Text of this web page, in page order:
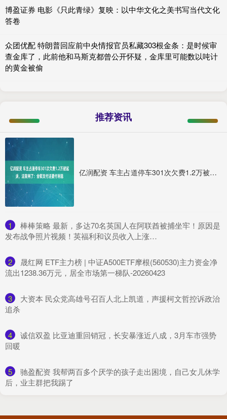
博盈证券 电影《只此青绿》复映：以中华文化之美书写当代文化
答卷
众团优配 特朗普回应前中央情报官员私藏303根金条：是时候审
查金库了，此前他和马斯克都曾公开怀疑，金库里可能数以吨计
的黄金被偷
推荐资讯
亿润配资 车主占道停车301次欠费1.2万被起诉，法院判了：全额支付还要付利息
1
​棒棒策略 最新，多达70名英国人在阿联酋被捕坐牢！原因是
发布战争照片视频！英福利和议员收入上涨…
2
​晟红网 ETF主力榜 | 中证A500ETF摩根(560530)主力资金净
流出1238.36万元，居全市场第一梯队-20260423
3
​大资本 民众党高雄号召百人北上凯道，声援柯文哲控诉政治
追杀
4
​诚信双盈 比亚迪重回销冠，长安暴涨近八成，3月车市强势
回暖
5
​驰盈配资 我帮两百多个厌学的孩子走出困境，自己女儿休学
后，业主群把我踢了